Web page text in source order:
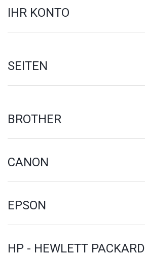
IHR KONTO
SEITEN
BROTHER
CANON
EPSON
HP - HEWLETT PACKARD